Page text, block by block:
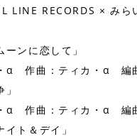
LINE RECORDS × みら
ンに恋して」
α 作曲：ティカ・α 編
α 作曲：ティカ・α 編
ト＆デイ」